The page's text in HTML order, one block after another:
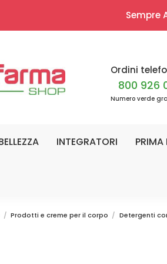
Sempre
Ordini
800 926
Numero verde
INTEGRATORI PRIMA
Prodotti e creme per il corpo Detergenti